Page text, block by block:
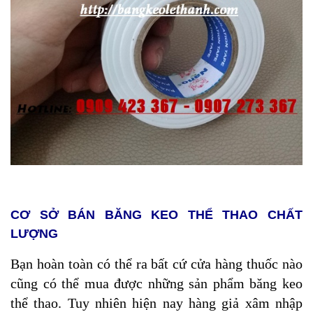
CƠ SỞ BÁN BĂNG KEO THỂ THAO CHẤT
LƯỢNG
Bạn hoàn toàn có thể ra bất cứ cửa hàng thuốc nào
cũng có thể mua được những sản phẩm băng keo
thể thao. Tuy nhiên hiện nay hàng giả xâm nhập